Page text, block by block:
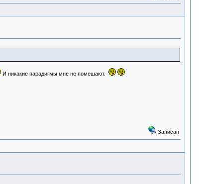
И никакие парадигмы мне не помешают.
Записан